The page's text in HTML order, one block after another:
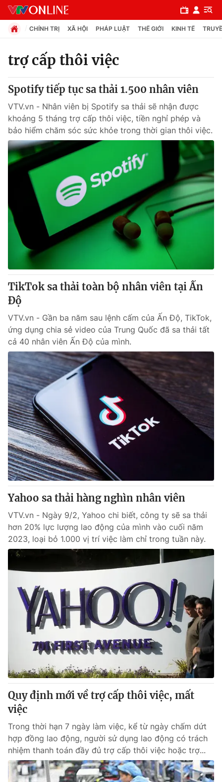
Chuyên mục
Xã hội
Pháp luật
Thế giới
Tin tức
Thế giới đó đây
Câu chuyện quốc tế
Kinh tế
Tài chính
Thị trường
Góc doanh nghiệp
Dữ liệu và đời sống
Truyền hình
Phim VTV
Hậu trường
Nhân vật
Khán giả
Giải sao mai
Giải trí
Điện ảnh
Âm nhạc
Sao
Đời sống
Du lịch
Làm đẹp
Chất lượng cuộc sống
Giáo dục
Tuyển sinh
Học trực tuyến
Công nghệ
Hitech Công nghệ tương lai
Sản phẩm
Thị trường
Tư vấn
Giao lưu trực tuyến
Lịch phát sóng
Chuyên mục khác
Emagazine Podcast
Photo Infographic
Video Shorts video
VTV Money VTV Thể thao
VTV Sức khoẻ Bất động sản
Thị trường 24h Tấm lòng Việt
VTV4 Vươn mình bằng AI
VTV9 VTV8
Liên hệ tòa soạn English
CHÍNH TRỊ XÃ HỘI PHÁP LUẬT THẾ GIỚI KINH TẾ
trợ cấp thôi việc
Spotify tiếp tục sa thải 1.500 nhân viên
VTV.vn - Nhân viên bị Spotify sa thải sẽ nhận được
khoảng 5 tháng trợ cấp thôi việc, tiền nghỉ phép và
bảo hiểm chăm sóc sức khỏe trong thời gian thôi việc.
TikTok sa thải toàn bộ nhân viên tại Ấn
Độ
VTV.vn - Gần ba năm sau lệnh cấm của Ấn Độ, TikTok,
ứng dụng chia sẻ video của Trung Quốc đã sa thải tất
cả 40 nhân viên Ấn Độ của mình.
Yahoo sa thải hàng nghìn nhân viên
VTV.vn - Ngày 9/2, Yahoo chi biết, công ty sẽ sa thải
hơn 20% lực lượng lao động của mình vào cuối năm
2023, loại bỏ 1.000 vị trí việc làm chỉ trong tuần này.
Quy định mới về trợ cấp thôi việc, mất
việc
Trong thời hạn 7 ngày làm việc, kể từ ngày chấm dứt
hợp đồng lao động, người sử dụng lao động có trách
nhiệm thanh toán đầy đủ trợ cấp thôi việc hoặc trợ...